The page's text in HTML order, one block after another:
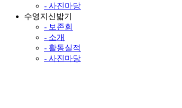
- 사진마당
수영지신밟기
- 보존회
- 소개
- 활동실적
- 사진마당